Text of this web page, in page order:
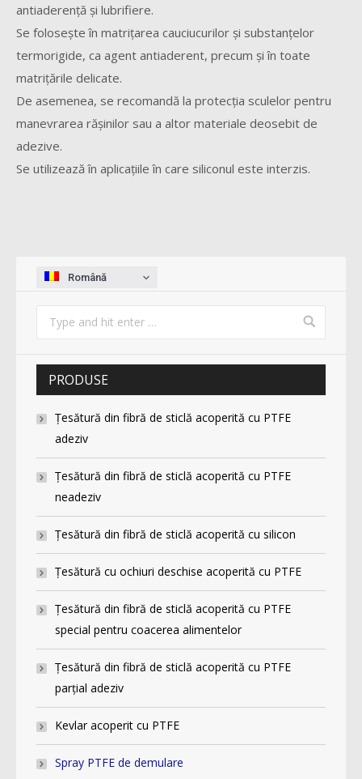
antiaderenţă şi lubrifiere.
Se foloseşte în matriţarea cauciucurilor şi substanţelor
termorigide, ca agent antiaderent, precum şi în toate
matriţările delicate.
De asemenea, se recomandă la protecţia sculelor pentru
manevrarea răşinilor sau a altor materiale deosebit de
adezive.
Se utilizează în aplicaţiile în care siliconul este interzis.
Română
PRODUSE
Ţesătură din fibră de sticlă acoperită cu PTFE
adeziv
Ţesătură din fibră de sticlă acoperită cu PTFE
neadeziv
Ţesătură din fibră de sticlă acoperită cu silicon
Ţesătură cu ochiuri deschise acoperită cu PTFE
Ţesătură din fibră de sticlă acoperită cu PTFE
special pentru coacerea alimentelor
Ţesătură din fibră de sticlă acoperită cu PTFE
parţial adeziv
Kevlar acoperit cu PTFE
Spray PTFE de demulare